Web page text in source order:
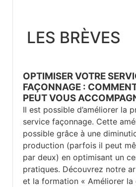
LES BRÈVES
OPTIMISER VOTRE
FAÇONNAGE :
PEUT VOUS
Il est possible d’améliorer la
service façonnage. Cette
possible grâce à une
production (parfois il peut
par deux) en optimisant un
pratiques. Découvrez notre
et la formation « Améliorer